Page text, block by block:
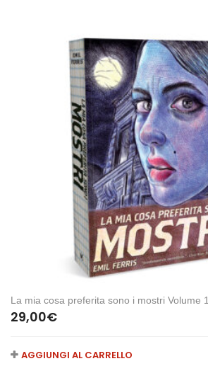
La mia cosa preferita sono i mostri Volume 1
29,00€
AGGIUNGI AL CARRELLO